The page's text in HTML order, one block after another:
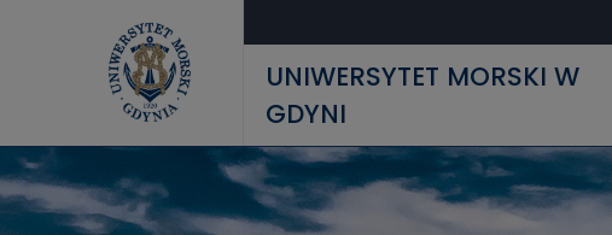
UNIWERSYTET MORSKI W
GDYNI